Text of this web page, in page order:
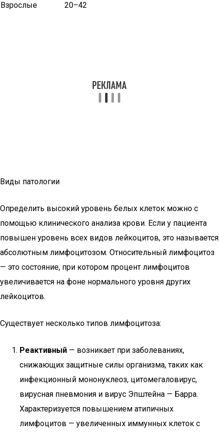
Взрослые
20–42
Виды патологии
Определить высокий уровень белых клеток можно с
помощью клинического анализа крови. Если у пациента
повышен уровень всех видов лейкоцитов, это называется
абсолютным лимфоцитозом. Относительный лимфоцитоз
— это состояние, при котором процент лимфоцитов
увеличивается на фоне нормального уровня других
лейкоцитов.
Существует несколько типов лимфоцитоза:
Реактивный — возникает при заболеваниях,
снижающих защитные силы организма, таких как
инфекционный мононуклеоз, цитомегаловирус,
вирусная пневмония и вирус Эпштейна — Барра.
Характеризуется повышением атипичных
лимфоцитов — увеличенных иммунных клеток с